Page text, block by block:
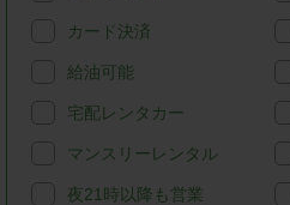
カード決済
給油可能
宅配レンタカー
マンスリーレンタル
夜21時以降も営業